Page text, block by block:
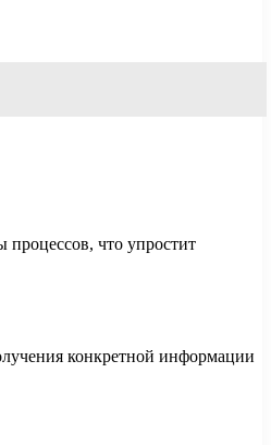
процессов, что упростит
конкретной информации